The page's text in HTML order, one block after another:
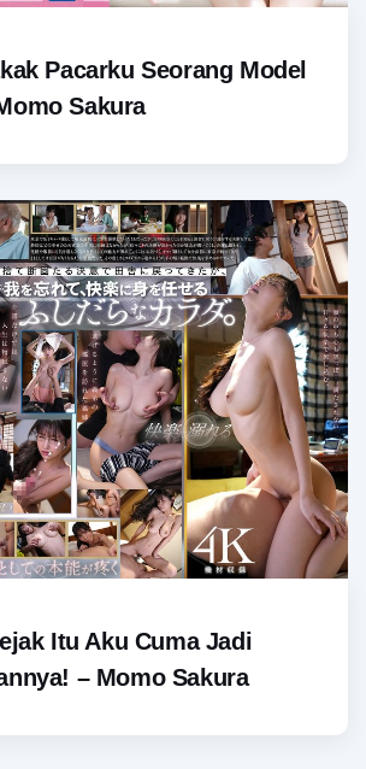
Pacarku Seorang Model
Sakura
Itu Aku Cuma Jadi
– Momo Sakura